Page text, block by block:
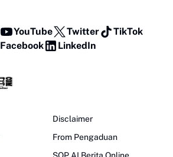
YouTube Twitter
TikTok
Facebook
LinkedIn
Disclaimer
From Pengaduan
SOP AI Berita Online